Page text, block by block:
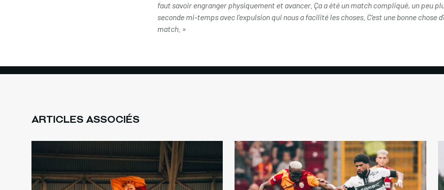
faut savoir engranger physiquement et avancer. Ça a été un match compliqué, un peu
seconde mi-temps avec l’expulsion qui nous a facilité les choses. C’est une bonne chose
match. »
ARTICLES ASSOCIÉS